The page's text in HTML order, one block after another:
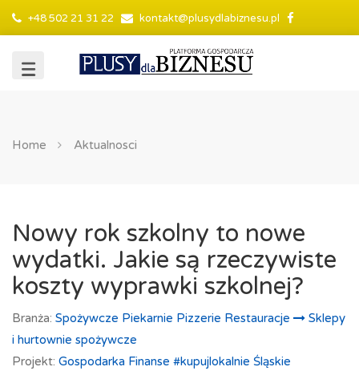
+48 502 21 31 22 kontakt@plusydlabiznesu.pl
Home Aktualnosci
Nowy rok szkolny to nowe
wydatki. Jakie są rzeczywiste
koszty wyprawki szkolnej?
Branża: Spożywcze Piekarnie Pizzerie Restauracje
Sklepy
i hurtownie spożywcze
Projekt: Gospodarka Finanse #kupujlokalnie Śląskie